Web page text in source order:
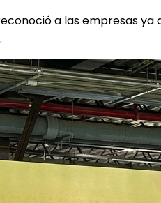
a las empresas